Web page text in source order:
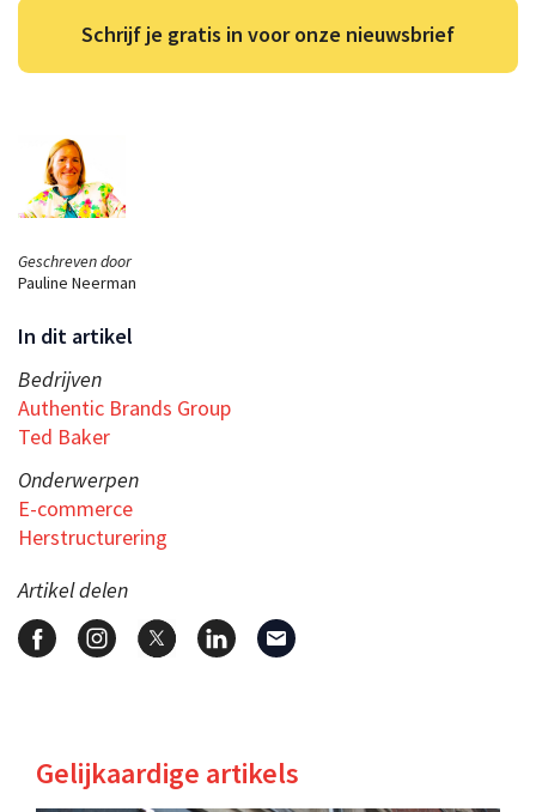
Geschreven door
Pauline Neerman
In dit artikel
Bedrijven
Authentic Brands Group
Ted Baker
Onderwerpen
E-commerce
Herstructurering
Artikel delen
Schrijf je gratis in voor onze nieuwsbrief
Gelijkaardige artikels